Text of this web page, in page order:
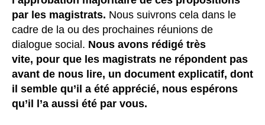
par les magistrats. Nous suivrons cela dans le
cadre de la ou des prochaines réunions de
dialogue social. Nous avons rédigé très
vite, pour que les magistrats ne répondent pas
avant de nous lire, un document explicatif, dont
il semble qu’il a été apprécié, nous espérons
qu’il l’a aussi été par vous.